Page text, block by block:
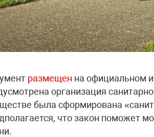
размещен на официальном
организация
была сформирована
что закон поможет